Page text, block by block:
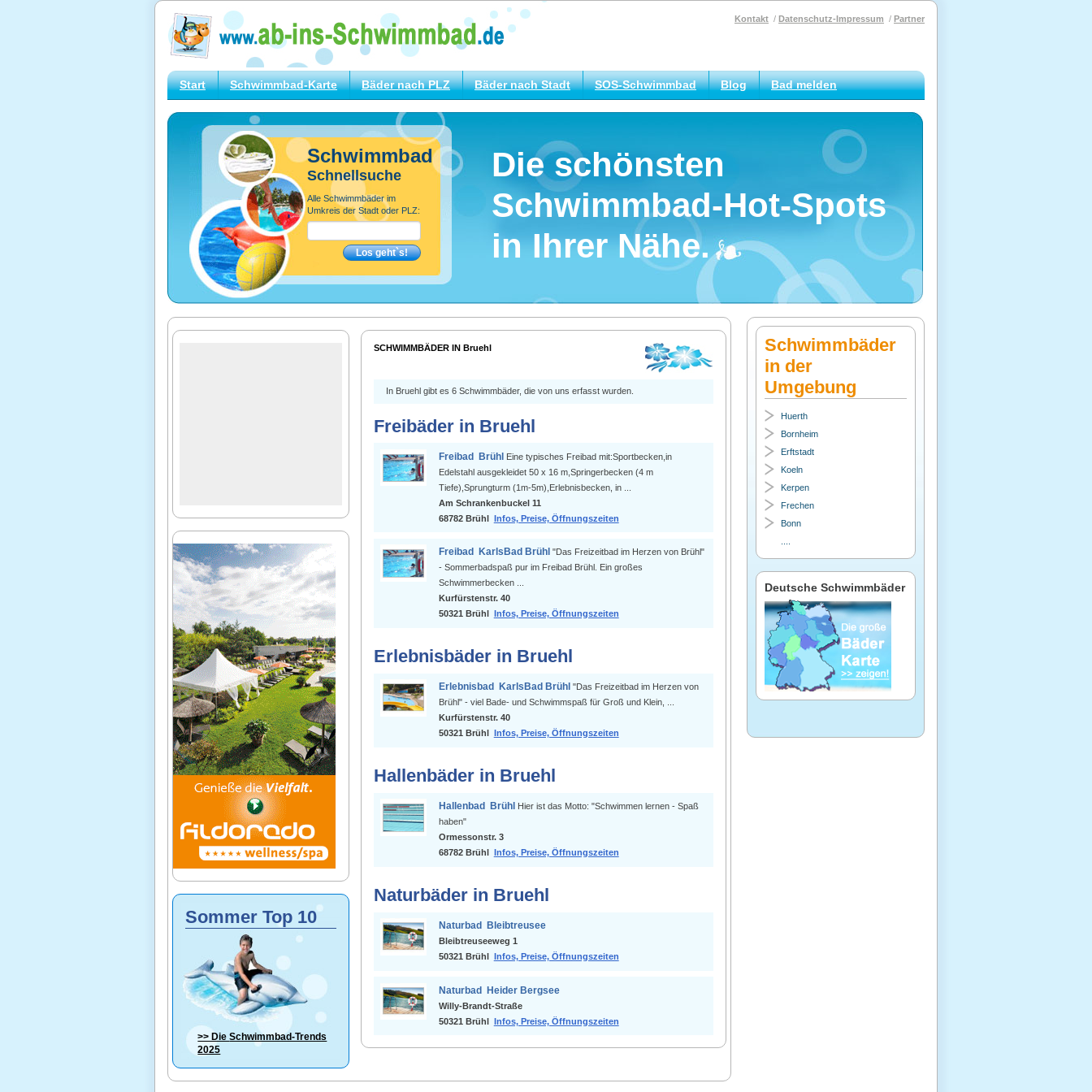
Kontakt Datenschutz-Impressum Partner
Start Schwimmbad-Karte Bäder nach PLZ Bäder nach Stadt SOS-Schwimmbad Blog Bad melden
Schwimmbad
Schnellsuche
Alle Schwimmbäder im
Umkreis der Stadt oder PLZ:
Die schönsten
Schwimmbad-Hot-Spots
in Ihrer Nähe.
Sommer Top 10
>> DieSchwimmbad-Trends
2025
SCHWIMMBÄDER IN Bruehl
In Bruehl gibt es 6 Schwimmbäder, die von uns erfasst wurden.
Freibäder in Bruehl
Freibad Brühl Eine typisches Freibad mit:Sportbecken,in
Edelstahl ausgekleidet 50 x 16 m,Springerbecken (4 m
Tiefe),Sprungturm (1m-5m),Erlebnisbecken, in ...
Am Schrankenbuckel 11
68782 Brühl Infos, Preise, Öffnungszeiten
Freibad KarlsBad Brühl "Das Freizeitbad im Herzen von Brühl"
- Sommerbadspaß pur im Freibad Brühl. Ein großes
Schwimmerbecken ...
Kurfürstenstr. 40
50321 Brühl Infos, Preise, Öffnungszeiten
Erlebnisbäder in Bruehl
Erlebnisbad KarlsBad Brühl "Das Freizeitbad im Herzen von
Brühl" - viel Bade- und Schwimmspaß für Groß und Klein, ...
Kurfürstenstr. 40
50321 Brühl Infos, Preise, Öffnungszeiten
Hallenbäder in Bruehl
Hallenbad Brühl Hier ist das Motto: "Schwimmen lernen - Spaß
haben"
Ormessonstr. 3
68782 Brühl Infos, Preise, Öffnungszeiten
Naturbäder in Bruehl
Naturbad Bleibtreusee
Bleibtreuseeweg 1
50321 Brühl Infos, Preise, Öffnungszeiten
Naturbad Heider Bergsee
Willy-Brandt-Straße
50321 Brühl Infos, Preise, Öffnungszeiten
Schwimmbäder
in der
Umgebung
Huerth
Bornheim
Erftstadt
Koeln
Kerpen
Frechen
Bonn
Deutsche Schwimmbäder